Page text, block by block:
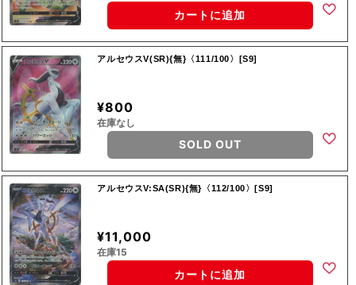
カートに追加
アルセウスV(SR){無}〈111/100〉[S9]
¥800
在庫なし
SOLD OUT
アルセウスV:SA(SR){無}〈112/100〉[S9]
¥11,000
在庫15
カートに追加